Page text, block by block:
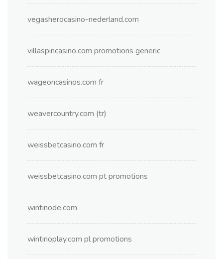
vegasherocasino-nederland.com
villaspincasino.com promotions generic
wageoncasinos.com fr
weavercountry.com (tr)
weissbetcasino.com fr
weissbetcasino.com pt promotions
wintinode.com
wintinoplay.com pl promotions